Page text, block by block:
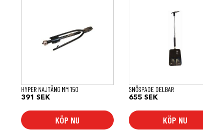
HYPER NAJTÅNG MM 150
391 SEK
KÖP NU
SNÖSPADE DELBAR
655SEK
KÖP NU